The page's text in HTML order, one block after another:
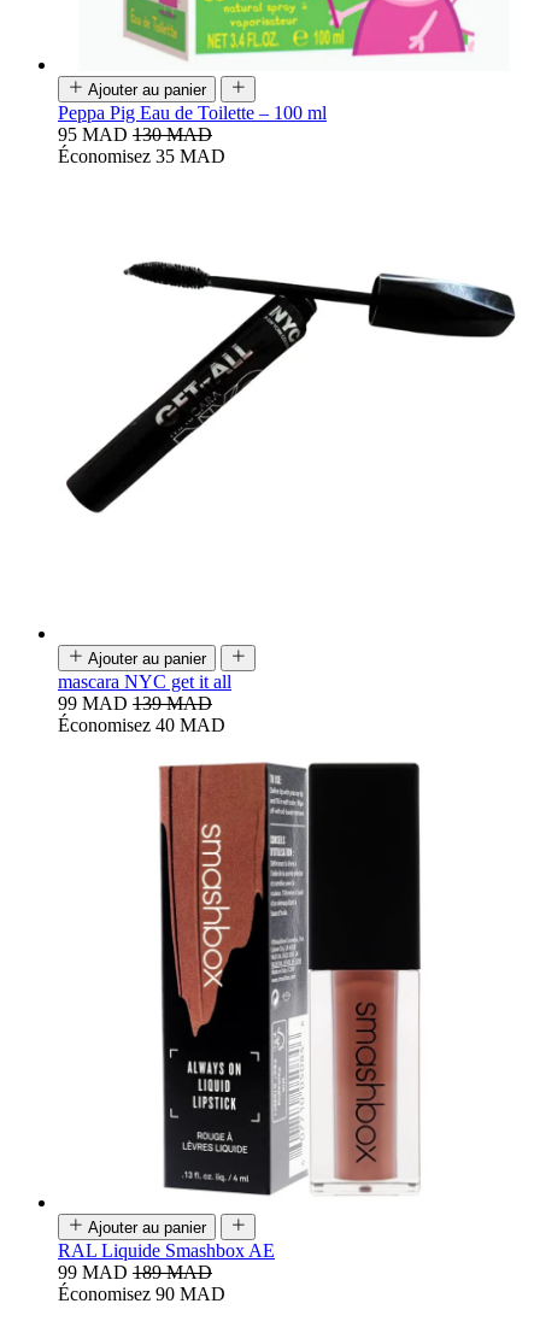
Ajouter au panier
Peppa Pig Eau de Toilette – 100 ml
95 MAD 130 MAD
Économisez 35 MAD
Ajouter au panier
mascara NYC get it all
99 MAD 139 MAD
Économisez 40 MAD
Ajouter au panier
RAL Liquide Smashbox AE
99 MAD 189 MAD
Économisez 90 MAD